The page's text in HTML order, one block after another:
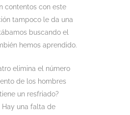
contentos con este
tampoco le da una
buscando el
hemos aprendido.
elimina el número
de los hombres
un resfriado?
Hay una falta de